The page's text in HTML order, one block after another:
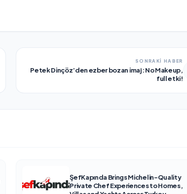
SONRAKİ HABER
Petek Dinçöz’den ezber bozan imaj: No Makeup,
full etki!
ŞefKapında Brings Michelin-Quality
Private Chef Experiences to Homes,